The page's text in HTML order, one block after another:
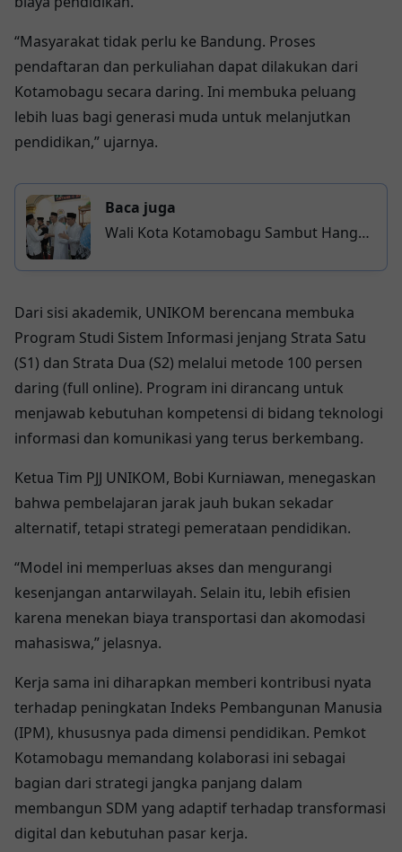
“Masyarakat tidak perlu ke Bandung. Proses
pendaftaran dan perkuliahan dapat dilakukan dari
Kotamobagu secara daring. Ini membuka peluang
lebih luas bagi generasi muda untuk melanjutkan
pendidikan,” ujarnya.
Baca juga
Wali Kota Kotamobagu Sambut Hangat
Dari sisi akademik, UNIKOM berencana membuka
Program Studi Sistem Informasi jenjang Strata Satu
(S1) dan Strata Dua (S2) melalui metode 100 persen
daring (full online). Program ini dirancang untuk
menjawab kebutuhan kompetensi di bidang teknologi
informasi dan komunikasi yang terus berkembang.
Ketua Tim PJJ UNIKOM, Bobi Kurniawan, menegaskan
bahwa pembelajaran jarak jauh bukan sekadar
alternatif, tetapi strategi pemerataan pendidikan.
“Model ini memperluas akses dan mengurangi
kesenjangan antarwilayah. Selain itu, lebih efisien
karena menekan biaya transportasi dan akomodasi
mahasiswa,” jelasnya.
Kerja sama ini diharapkan memberi kontribusi nyata
terhadap peningkatan Indeks Pembangunan Manusia
(IPM), khususnya pada dimensi pendidikan. Pemkot
Kotamobagu memandang kolaborasi ini sebagai
bagian dari strategi jangka panjang dalam
membangun SDM yang adaptif terhadap transformasi
digital dan kebutuhan pasar kerja.